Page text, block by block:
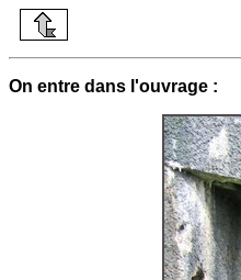
On entre dans l'ouvrage :